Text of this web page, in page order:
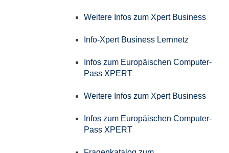
Weitere Infos zum Xpert Business
Info-Xpert Business Lernnetz
Infos zum Europäischen Computer-
Pass XPERT
Weitere Infos zum Xpert Business
Infos zum Europäischen Computer-
Pass XPERT